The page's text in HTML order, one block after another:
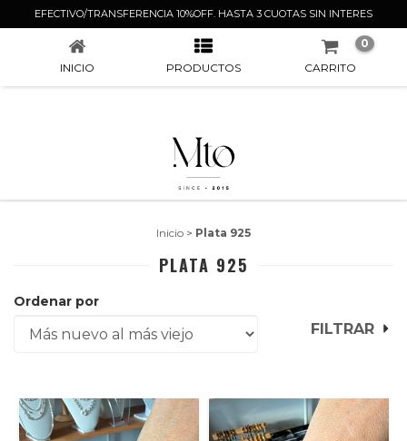
EFECTIVO/TRANSFERENCIA 10%OFF. HASTA 3 CUOTAS SIN INTERES
PLATA 925
INICIO PRODUCTOS CARRITO
0
Inicio > Plata 925
PLATA 925
Ordenar por
FILTRAR